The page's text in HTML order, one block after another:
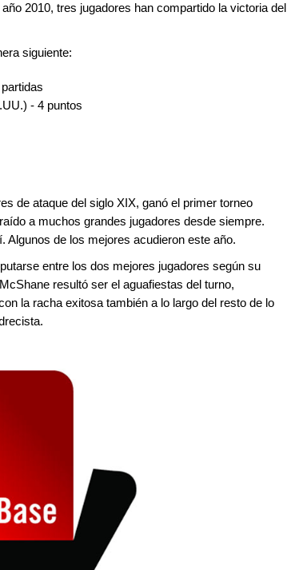
2010, tres jugadores han compartido la victoria del
siguiente:
- 4 puntos
de ataque del siglo XIX, ganó el primer torneo
a muchos grandes jugadores desde siempre.
de los mejores acudieron este año.
entre los dos mejores jugadores según su
resultó ser el aguafiestas del turno,
la racha exitosa también a lo largo del resto de lo